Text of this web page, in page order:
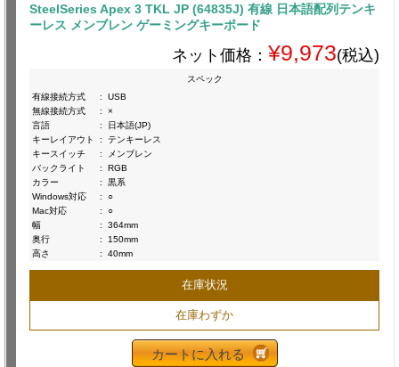
SteelSeries Apex 3 TKL JP (64835J) 有線 日本語配列テンキ
ーレス メンブレン ゲーミングキーボード
ネット価格： ¥9,973(税込)
スペック
有線接続方式
:
USB
無線接続方式
:
×
言語
:
日本語(JP)
キーレイアウト
:
テンキーレス
キースイッチ
:
メンブレン
バックライト
:
RGB
カラー
:
黒系
Windows対応
:
○
Mac対応
:
○
幅
:
364mm
奥行
:
150mm
高さ
: 40mm
在庫状況
在庫わずか
カートに入れる